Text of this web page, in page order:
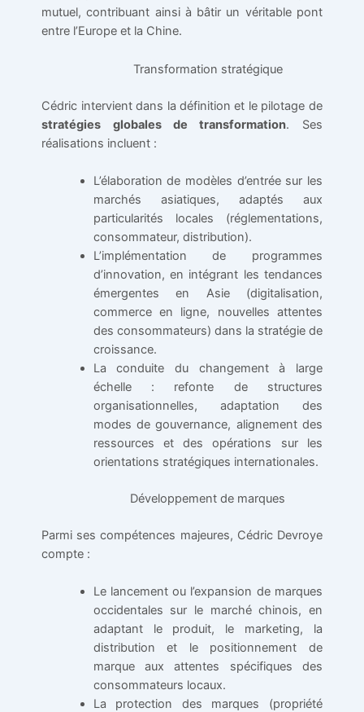
mutuel, contribuant ainsi à bâtir un véritable pont
entre l’Europe et la Chine.
Transformation stratégique
Cédric intervient dans la définition et le pilotage de
stratégies globales de transformation. Ses
réalisations incluent :
L’élaboration de modèles d’entrée sur les
marchés asiatiques, adaptés aux
particularités locales (réglementations,
consommateur, distribution).
L’implémentation de programmes
d’innovation, en intégrant les tendances
émergentes en Asie (digitalisation,
commerce en ligne, nouvelles attentes
des consommateurs) dans la stratégie de
croissance.
La conduite du changement à large
échelle : refonte de structures
organisationnelles, adaptation des
modes de gouvernance, alignement des
ressources et des opérations sur les
orientations stratégiques internationales.
Développement de marques
Parmi ses compétences majeures, Cédric Devroye
compte :
Le lancement ou l’expansion de marques
occidentales sur le marché chinois, en
adaptant le produit, le marketing, la
distribution et le positionnement de
marque aux attentes spécifiques des
consommateurs locaux.
La protection des marques (propriété